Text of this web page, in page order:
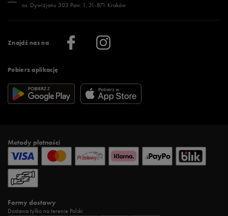
Znajdź nas na
Pobierz aplikację
Regulamin sklepu 50 style
Regulamin aplikacji 50 style
Więcej regulaminów >
Więcej >
Klub 50 style
Praca
Informacje o firmie
os. Dywizjonu 303 Paw. 1, 31-871 Kraków
Metody płatności
Formy dostawy
Dostawa tylko na terenie Polski